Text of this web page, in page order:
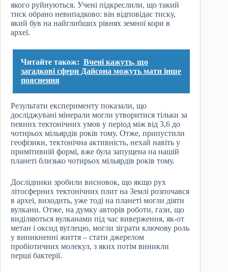
якого руйнуються. Учені підкреслили, що такий
тиск обрано невипадково: він відповідає тиску,
який був на найглибших рівнях земної кори в
археї.
Читайте також: Вчені кажуть, що
загадкові сфери Дайсона можуть мати інше
пояснення
Результати експерименту показали, що
досліджувані мінерали могли утворитися тільки за
певних тектонічних умов у період між від 3,6 до
чотирьох мільярдів років тому. Отже, припустили
геофізики, тектонічна активність, нехай навіть у
примітивній формі, вже була запущена на нашій
планеті близько чотирьох мільярдів років тому.
Дослідники зробили висновок, що якщо рух
літосферних тектонічних плит на Землі розпочався
в археї, виходить, уже тоді на планеті могли діяти
вулкани. Отже, на думку авторів роботи, гази, що
виділяються вулканами під час виверження, як-от
метан і оксид вуглецю, могли зіграти ключову роль
у виникненні життя – стати джерелом
пробіотичних молекул, з яких потім виникли
перші бактерії.